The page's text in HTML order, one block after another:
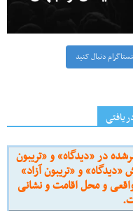
دنبال کنید
در «دیدگاه» و «تریبون
و «تریبون آزاد»
و محل اقامت و نشانی